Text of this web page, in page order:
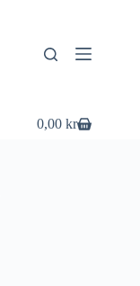
Varukorg
0,00kr